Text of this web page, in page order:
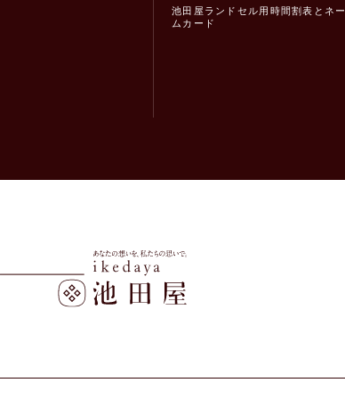
池田屋ランドセル用時間割表とネー
ムカード